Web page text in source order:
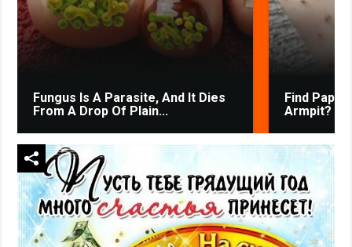
Fungus Is A Parasite, And It Dies
From A Drop Of Plain...
Find
Armpit?